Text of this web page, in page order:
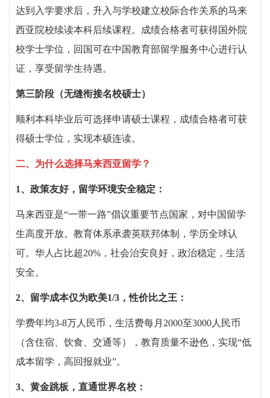
达到入学要求后，升入与学校建立校际合作关系的马来
西亚院校续读本科后续课程。成绩合格者可获得国外院
校学士学位，回国可在中国教育部留学服务中心进行认
证，享受留学生待遇。
第三阶段（无缝衔接名校硕士）
顺利本科毕业后可选择申请硕士课程，成绩合格者可获
得硕士学位，实现本硕连读。
二、 为什么选择马来西亚留学？
1、 政策友好，留学环境安全稳定：
马来西亚是“一带一路”倡议重要节点国家，对中国留学
生高度开放。教育体系承袭英联邦体制，学历全球认
可。华人占比超20% ，社会治安良好，政治稳定，生活
安全。
2、 留学成本仅为欧美1/3 ，性价比之王：
学费年均3-8万人民币，生活费每月 2000至3000 人民币
（含住宿、饮食、交通等），教育质量不逊色，实现“低
成本留学，高回报就业”。
3、 黄金跳板，直通世界名校：